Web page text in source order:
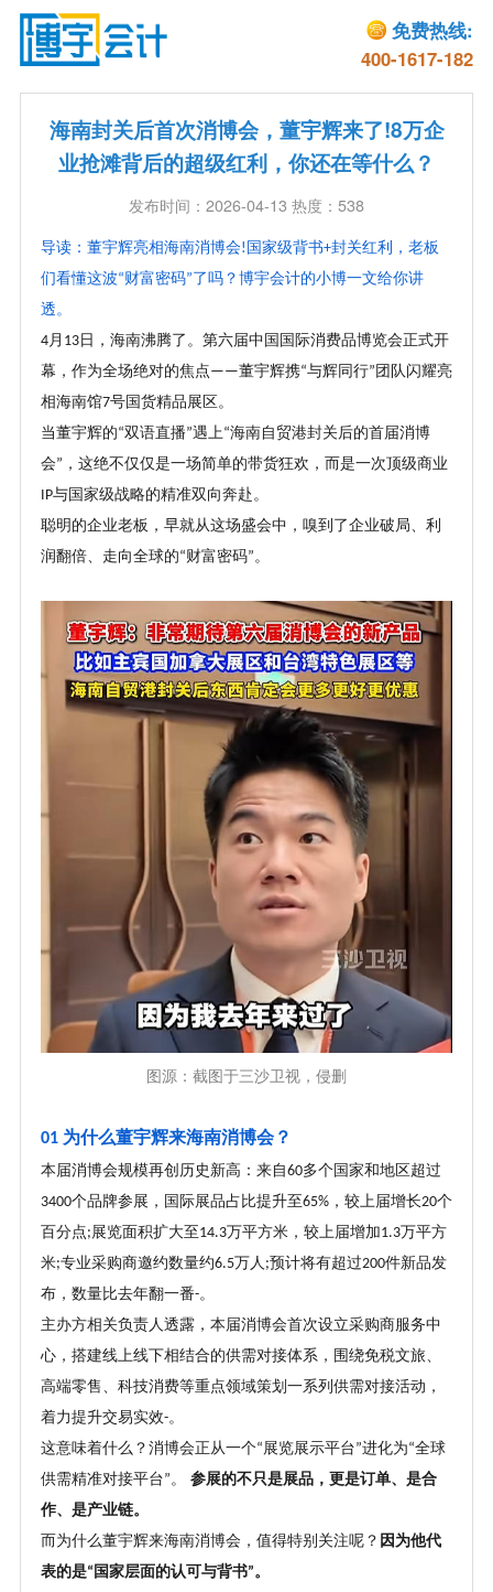
免费热线:
400-1617-182
海南封关后首次消博会，董宇辉来了!8万企
业抢滩背后的超级红利，你还在等什么？
发布时间：2026-04-13 热度：538
导读：董宇辉亮相海南消博会! 国家级背书+封关红利，老板
们看懂这波“财富密码”了吗？ 博宇会计的小博一文给你讲
透。
4月 13日，海南沸腾了。第六届中国国际消费品博览会正式开
幕，作为全场绝对的焦点——董宇辉携“与辉同行” 团队闪耀亮
相海南馆7号国货精品展区。
当董宇辉的“双语直播”遇上“海南自贸港封关后的首届消博
会” ，这绝不仅仅是一场简单的带货狂欢，而是一次顶级商业
IP与国家级战略的精准双向奔赴。
聪明的企业老板，早就从这场盛会中，嗅到了企业破局、利
润翻倍、走向全球的“财富密码”。
图源：截图于三沙卫视 ，侵删
01 为什么董宇辉来海南消博会？
本届消博会规模再创历史新高：来自60多个国家和地区超过
3400个品牌参展，国际展品占比提升至65%，较上届增长20个
百分点; 展览面积扩大至 14.3万平方米，较上届增加1.3万平方
米;专业采购商邀约数量约6.5万人 ;预计将有超过200件新品发
布，数量比去年翻一番-。
主办方相关负责人透露，本届消博会首次设立采购商服务中
心，搭建线上线下相结合的供需对接体系，围绕免税文旅、
高端零售、科技消费等重点领域策划一系列供需对接活动，
着力提升交易实效-。
这意味着什么 ？ 消博会正从一个“ 展览展示平台”进化为“全球
供需精准对接平台” 。 参展的不只是展品，更是订单、是合
作、是产业链。
而为什么董宇辉来海南消博会，值得特别关注呢？ 因为他代
表的是“ 国家层面的认可与背书”。